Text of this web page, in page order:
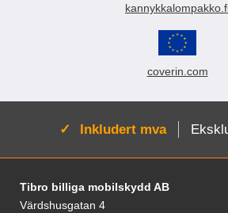
coverin.com
Aktiv:
Inkludert mva
Footer-innhold Blandet
Tibro billiga mobilskydd AB
Värdshusgatan 4